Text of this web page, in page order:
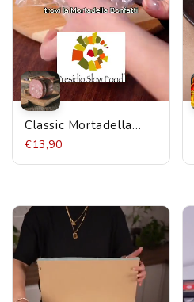
Classic Mortadella
Slow Food Bonfatti
€13,90